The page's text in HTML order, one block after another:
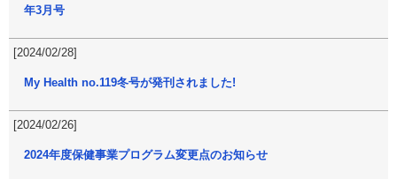
年3月号
[2024/02/28]
My Health no.119冬号が発刊されました!
[2024/02/26]
2024年度保健事業プログラム変更点のお知らせ